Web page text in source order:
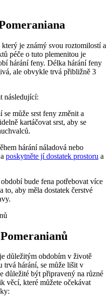
⁤je ​známý svou roztomilostí a
péče o tuto plemenitou je
hárání feny. Délka hárání feny
ale obvykle trvá ⁢přibližně 3
následující:
se​ může srst feny změnit a
kartáčovat srst, aby se
hárání náladová ⁣nebo
poskytněte jí dostatek prostoru a
bude fena potřebovat více
to,⁤ aby ⁤měla dostatek čerstvé
důležitým obdobím v životě
trvá hárání, se může lišit ⁣v
důležité​ být‌ připravený na různé
věcí, které můžete ⁤očekávat